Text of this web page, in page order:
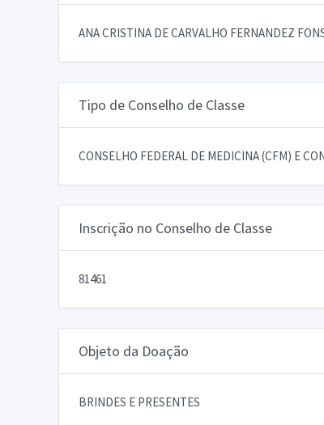
ANA CRISTINA DE CARVALHO FERNANDEZ
Tipo de Conselho de Classe
CONSELHO FEDERAL DE MEDICINA (CFM) E
Inscrição no Conselho de Classe
81461
Objeto da Doação
BRINDES E PRESENTES